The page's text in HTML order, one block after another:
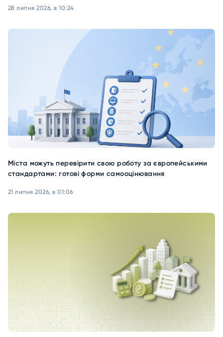
28 липня 2026, в 10:24
Міста можуть перевірити свою роботу за європейськими
стандартами: готові форми самооцінювання
21 липня 2026, в 01:06